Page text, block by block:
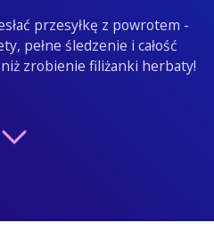
przesyłkę z powrotem -
pełne śledzenie i całość
zrobienie filiżanki herbaty!